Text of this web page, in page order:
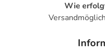
Wie